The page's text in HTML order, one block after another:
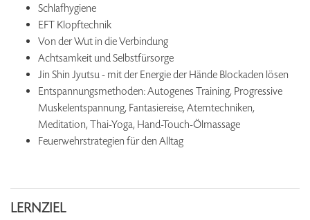
Schlafhygiene
EFT Klopftechnik
Von der Wut in die Verbindung
Achtsamkeit und Selbstfürsorge
Jin Shin Jyutsu - mit der Energie der Hände Blockaden lösen
Entspannungsmethoden: Autogenes Training, Progressive
Muskelentspannung, Fantasiereise, Atemtechniken,
Meditation, Thai-Yoga, Hand-Touch-Ölmassage
Feuerwehrstrategien für den Alltag
LERNZIEL